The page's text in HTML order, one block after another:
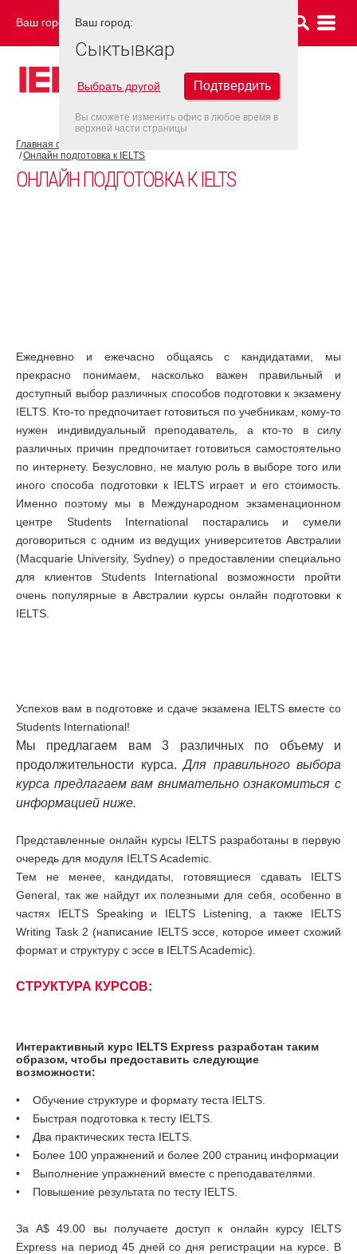
Ваш город: СЫКТЫВКАР
Главная страница
Онлайн подготовка к IELTS
ОНЛАЙН ПОДГОТОВКА К IELTS
Ежедневно и ежечасно общаясь с кандидатами, мы
прекрасно понимаем, насколько важен правильный и
доступный выбор различных способов подготовки к экзамену
IELTS. Кто-то предпочитает готовиться по учебникам, кому-то
нужен индивидуальный преподаватель, а кто-то в силу
различных причин предпочитает готовиться самостоятельно
по интернету. Безусловно, не малую роль в выборе того или
иного способа подготовки к IELTS играет и его стоимость.
Именно поэтому мы в Международном экзаменационном
центре Students International постарались и сумели
договориться с одним из ведущих университетов Австралии
(Macquarie University, Sydney) о предоставлении специально
для клиентов Students International возможности пройти
очень популярные в Австралии курсы онлайн подготовки к
IELTS.
Успехов вам в подготовке и сдаче экзамена IELTS вместе со
Students International!
Мы предлагаем вам 3 различных по объему и
продолжительности курса.Для правильного выбора
курса предлагаем вам внимательно ознакомиться с
информацией ниже.
Представленные онлайн курсы IELTS разработаны в первую
очередь для модуля IELTS Academic.
Тем не менее, кандидаты, готовящиеся сдавать IELTS
General, так же найдут их полезными для себя, особенно в
частях IELTS Speaking и IELTS Listening, а также IELTS
Writing Task 2 (написание IELTS эссе, которое имеет схожий
формат и структуру с эссе в IELTS Academic).
СТРУКТУРА КУРСОВ:
Интерактивный курс IELTS Express разработан таким
образом, чтобы предоставить следующие
возможности:
• Обучение структуре и формату теста IELTS.
• Быстрая подготовка к тесту IELTS.
• Два практических теста IELTS.
• Более 100 упражнений и более 200 страниц информации
• Выполнение упражнений вместе с преподавателями.
• Повышение результата по тесту IELTS.
За A$ 49.00 вы получаете доступ к онлайн курсу IELTS
Express на период 45 дней со дня регистрации на курсе. В
Ваш город:
Сыктывкар
Выбрать другой Подтвердить
Вы сможете изменить офис в любое время в
верхней части страницы